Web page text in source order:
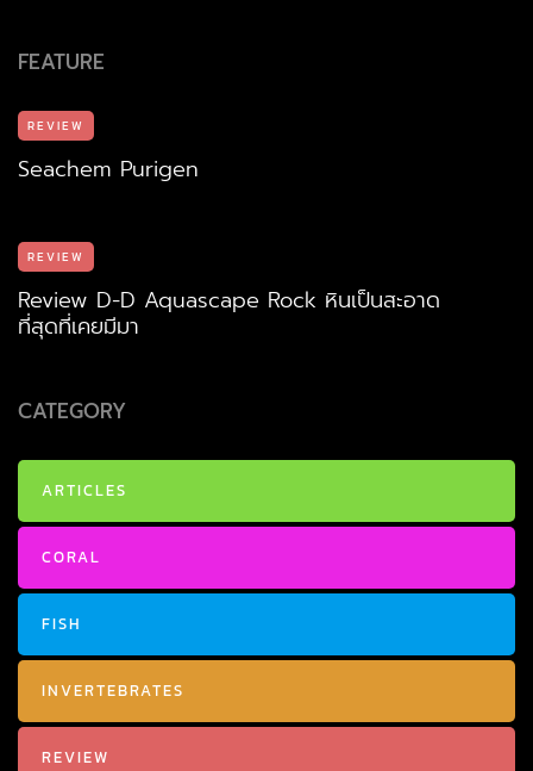
FEATURE
REVIEW
Seachem Purigen
REVIEW
Review D-D Aquascape Rock หินเป็นสะอาด
ที่สุดที่เคยมีมา
CATEGORY
ARTICLES
CORAL
FISH
INVERTEBRATES
REVIEW